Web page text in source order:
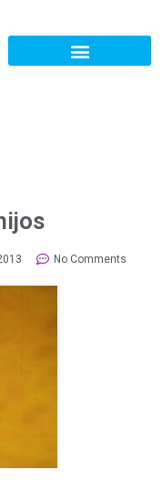
No Comments